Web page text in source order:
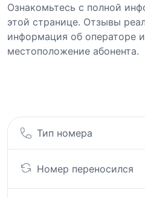
Ознакомьтесь с полной
этой странице. Отзывы
информация об операторе
местоположение абонента.
Тип номера
Номер переносился